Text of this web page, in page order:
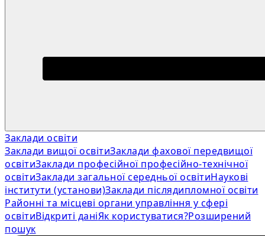
Заклади освіти
Заклади вищої освітиЗаклади фахової передвищої
освітиЗаклади професійної професійно-технічної
освітиЗаклади загальної середньої освітиНаукові
інститути (установи)Заклади післядипломної освіти
Районні та місцеві органи управління у сфері
освітиВідкриті даніЯк користуватися?Розширений
пошук